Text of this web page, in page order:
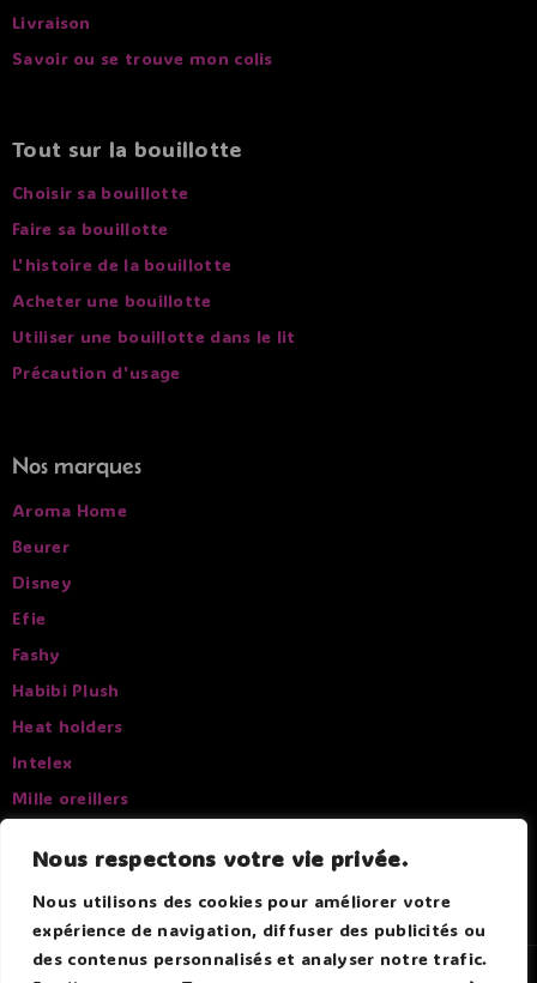
Nous respectons votre vie privée.
Nous utilisons des cookies pour améliorer votre
expérience de navigation, diffuser des publicités ou
des contenus personnalisés et analyser notre trafic.
Livraison
Savoir ou se trouve mon colis
Tout sur la bouillotte
Choisir sa bouillotte
Faire sa bouillotte
L'histoire de la bouillotte
Acheter une bouillotte
Utiliser une bouillotte dans le lit
Précaution d'usage
Nos marques
Aroma Home
Beurer
Disney
Efie
Fashy
Habibi Plush
Heat holders
Intelex
Mille oreillers
Sissel
© 2026 Douce Bouillotte - Par Boitmobile - Agence web